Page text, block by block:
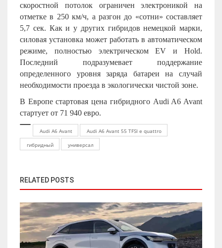
скоростной потолок ограничен электроникой на
отметке в 250 км/ч, а разгон до «сотни» составляет
5,7 сек. Как и у других гибридов немецкой марки,
силовая установка может работать в автоматическом
режиме, полностью электрическом EV и Hold.
Последний подразумевает поддержание
определенного уровня заряда батареи на случай
необходимости проезда в экологически чистой зоне.
В Европе стартовая цена гибридного Audi A6 Avant
стартует от 71 940 евро.
Audi A6 Avant
Audi A6 Avant 55 TFSI e quattro
гибридный
универсал
RELATED POSTS